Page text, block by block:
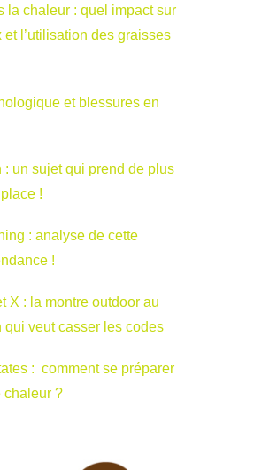
la chaleur : quel impact sur
et l’utilisation des graisses
et blessures en
: un sujet qui prend de plus
!
: analyse de cette
!
X : la montre outdoor au
qui veut casser les codes
: comment se préparer
chaleur ?